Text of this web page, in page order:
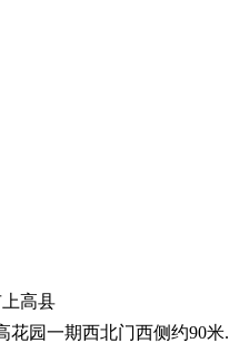
高县
花园一期西北门西侧约90米.